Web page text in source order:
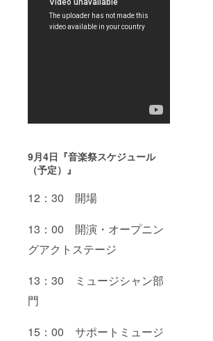
9月4日『音楽祭スケジュール
（予定）』
12：30 開場
13：00 開演・オープニン
グアクトステージ
13：30 ミュージシャン部
門
15：00 サポートミュージ